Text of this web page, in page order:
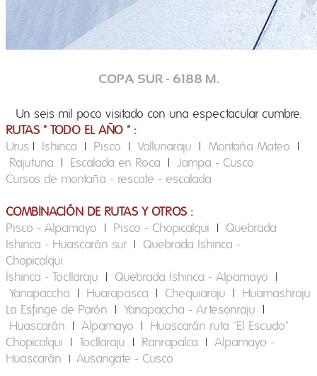
COPA SUR - 6188 M.
Un seis mil poco visitado con una espectacular cumbre.
RUTAS " TODO EL AÑO " :
Urus | Ishinca | Pisco | Vallunaraju | Montaña Mateo |
Rajutuna | Escalada en Roca |
Jampa - Cusco
Cursos de montaña - rescate - escalada
COMBINACIÓN DE RUTAS Y OTROS :
Pisco - Alpamayo | Pisco - Chopicalqui | Quebrada
Ishinca - Huascarán sur | Quebrada Ishinca -
Chopicalqui
Ishinca - Tocllaraju | Quebrada Ishinca - Alpamayo |
Yanapaccha | Huarapasca | Chequiaraju |​ Huamashraju
La Esfinge de Parón | Yanapaccha - Artesonraju |
Huascarán | Alpamayo | Huascarán ruta "El Escudo"
Chopicalqui |​ Tocllaraju | Ranrapalca | Alpamayo -
Huascarán
|​ Ausangate - Cusco